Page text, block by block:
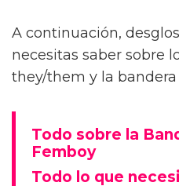
A continuación,
necesitas saber sobre
they/them y la
Todo sobre la
Femboy
Todo lo que